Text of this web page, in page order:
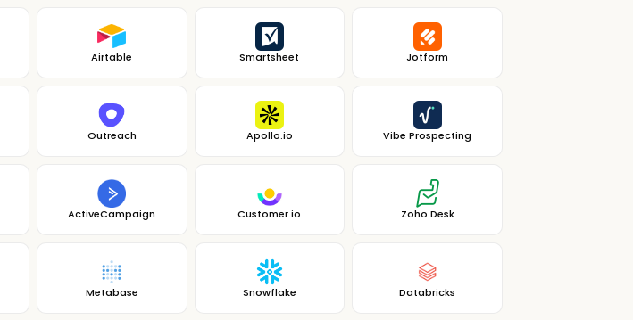
Airtable Smartsheet Jotform
Outreach Apollo.io Vibe Prospecting
ActiveCampaign Customer.io Zoho Desk
Metabase Snowflake Databricks